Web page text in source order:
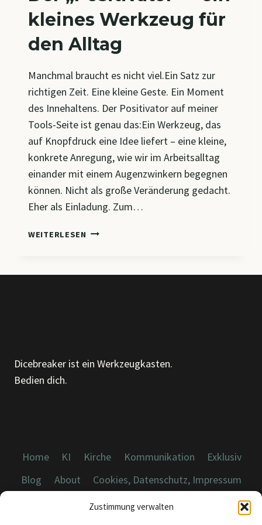
Zustimmung verwalten
kleines Werkzeug für
den Alltag
Manchmal braucht es nicht viel.Ein Satz zur
richtigen Zeit. Eine kleine Geste. Ein Moment
des Innehaltens. Der Positivator auf meiner
Tools-Seite ist genau das:Ein Werkzeug, das
auf Knopfdruck eine Idee liefert – eine kleine,
konkrete Anregung, wie wir im Arbeitsalltag
einander mit einem Augenzwinkern begegnen
können. Nicht als große Veränderung gedacht.
Eher als Einladung. Zum…
WEITERLESEN DER
Dicebreaker ist ein Werkzeugkasten.
Bedien dich.
Home KI Kirche Kommunikation
Exklusiv
Blog
About Cookies, Datenschutz, Impressum